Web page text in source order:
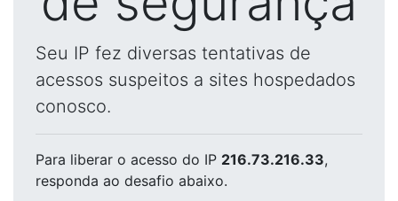
Seu IP fez diversas tentativas de
acessos suspeitos a sites hospedados
conosco.
Para liberar o acesso do IP 216.73.216.33,
responda ao desafio abaixo.